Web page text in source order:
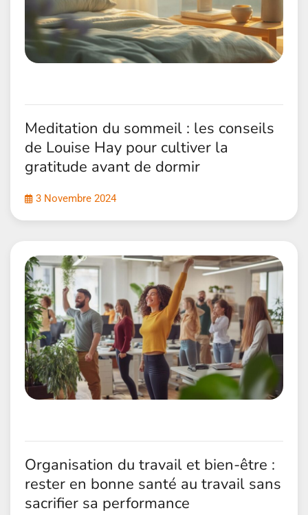
Meditation du sommeil : les conseils
de Louise Hay pour cultiver la
gratitude avant de dormir
3 Novembre 2024
Organisation du travail et bien-être :
rester en bonne santé au travail sans
sacrifier sa performance